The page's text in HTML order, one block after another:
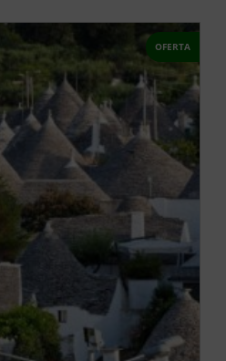
OFERTA